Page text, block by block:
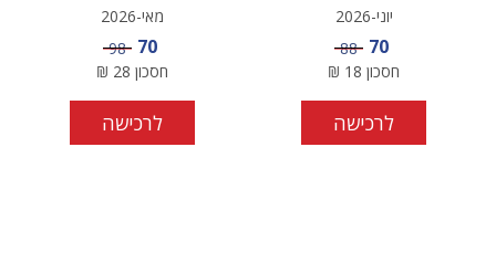
יוני-2026
מחיר מבצע
70 מחיר
88
חסכון 18
₪
לרכישה
מאי-2026
מחיר מבצע
70 מחיר
98
חסכון 28
₪
לרכישה